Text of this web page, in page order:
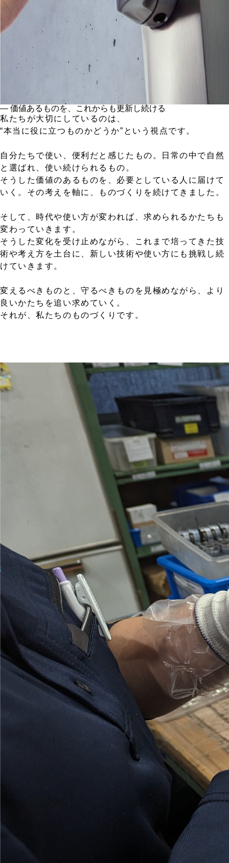
― 価値あるものを、これからも更新し続ける
私たちが大切にしているのは、
“本当に役に立つものかどうか”という視点です。
自分たちで使い、便利だと感じたもの。日常の中で自然
と選ばれ、使い続けられるもの。
そうした価値のあるものを、必要としている人に届けて
いく。その考えを軸に、ものづくりを続けてきました。
そして、時代や使い方が変われば、求められるかたちも
変わっていきます。
そうした変化を受け止めながら、これまで培ってきた技
術や考え方を土台に、新しい技術や使い方にも挑戦し続
けていきます。
変えるべきものと、守るべきものを見極めながら、より
良いかたちを追い求めていく。
それが、私たちのものづくりです。